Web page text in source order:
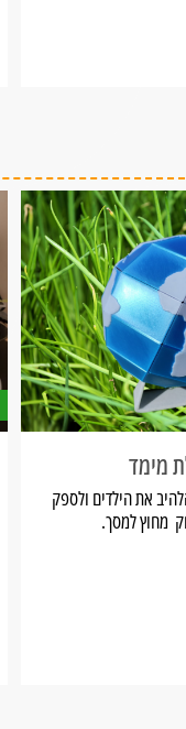
מימד
את הילדים ולספק
מחוץ למסך.